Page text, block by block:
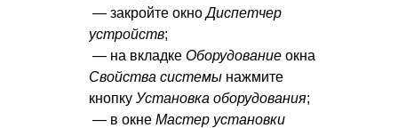
— закройте окноДиспетчер
устройств;
— на вкладке Оборудование окна
Свойства системы нажмите
кнопку Установка оборудования;
— в окне Мастер установки